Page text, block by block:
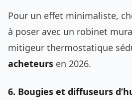
Pour un effet minimaliste,
à poser avec un robinet
mitigeur thermostatique
acheteurs en 2026.
6. Bougies et diffuseurs